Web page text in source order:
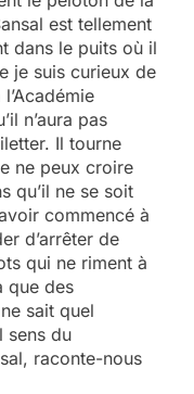
est tellement
dans le puits où il
je suis curieux de
n’aura pas
Il tourne
ne peux croire
qu’il ne se soit
commencé à
d’arrêter de
qui ne riment à
que des
sait quel
sens du
raconte-nous